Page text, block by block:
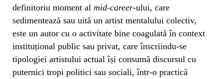
definitoriu moment al mid-career-ului, care
sedimentează sau uită un artist mentalului colectiv,
este un autor cu o activitate bine coagulată în context
instituțional public sau privat, care înscriindu-se
tipologiei artistului actual își consumă discursul cu
puternici tropi politici sau sociali, într-o practică